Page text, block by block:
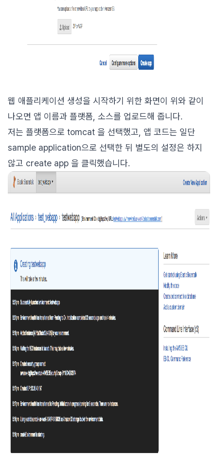
웹 애플리케이션 생성을 시작하기 위한 화면이 위와 같이
나오면 앱 이름과 플랫폼, 소스를 업로드해 줍니다.
저는 플랫폼으로 tomcat 을 선택했고, 앱 코드는 일단
sample application으로 선택한 뒤 별도의 설정은 하지
않고 create app 을 클릭했습니다.